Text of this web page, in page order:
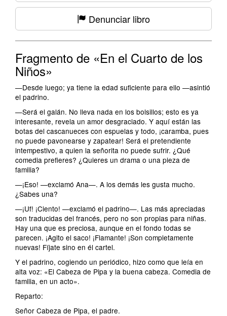
Denunciar libro
Fragmento de «En el Cuarto de los
Niños»
—Desde luego; ya tiene la edad suficiente para ello —asintió
el padrino.
—Será el galán. No lleva nada en los bolsillos; esto es ya
interesante, revela un amor desgraciado. Y aquí están las
botas del cascanueces con espuelas y todo, ¡caramba, pues
no puede pavonearse y zapatear! Será el pretendiente
intempestivo, a quien la señorita no puede sufrir. ¿Qué
comedia prefieres? ¿Quieres un drama o una pieza de
familia?
—¡Eso! —exclamó Ana—. A los demás les gusta mucho.
¿Sabes una?
—¡Uf! ¡Ciento! —exclamó el padrino—. Las más apreciadas
son traducidas del francés, pero no son propias para niñas.
Hay una que es preciosa, aunque en el fondo todas se
parecen. ¡Agito el saco! ¡Flamante! ¡Son completamente
nuevas! Fíjate sino en él cartel.
Y el padrino, cogiendo un periódico, hizo como que leía en
alta voz: «El Cabeza de Pipa y la buena cabeza. Comedia de
familia, en un acto».
Reparto:
Señor Cabeza de Pipa, el padre.